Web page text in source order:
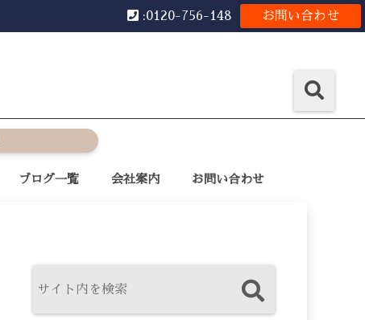
お問い合わせ
:0120-756-148
ブログ一覧 会社案内 お問い合わせ